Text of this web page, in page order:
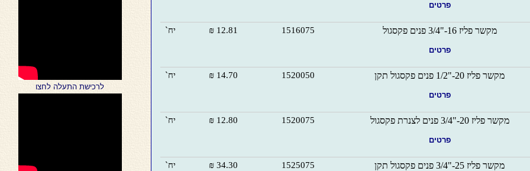
פרטים
מקשר פליז 16-"3/4 פנים פקסגול
פרטים
1516075
12.81 ₪ יח`
מקשר פליז 20-"1/2 פנים פקסגול תקן
פרטים
1520050
14.70 ₪ יח`
מקשר פליז 20-"3/4 פנים לצנרת פקסגול
פרטים
1520075
12.80 ₪ יח`
מקשר פליז 25-"3/4 פנים פקסגול תקן 1525075
34.30 ₪ יח`
לרכישת התעלה לחצו